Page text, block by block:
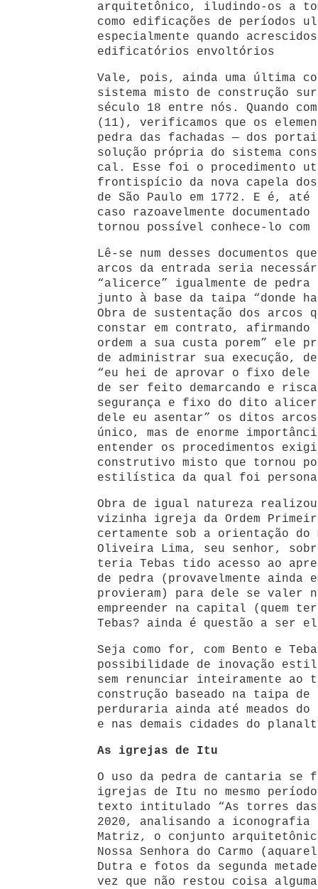
arquitetônico, iludindo-os a
como edificações de períodos
especialmente quando
edificatórios envoltórios
Vale, pois, ainda uma última
sistema misto de construção
século 18 entre nós. Quando
(11), verificamos que os
pedra das fachadas — dos
solução própria do sistema
cal. Esse foi o procedimento
frontispício da nova capela dos
de São Paulo em 1772. E é, até
caso razoavelmente documentado
tornou possível conhece-lo
Lê-se num desses documentos
arcos da entrada seria
“alicerce” igualmente de
junto à base da taipa “donde
Obra de sustentação dos arcos
constar em contrato,
ordem a sua custa porem”
ele
de administrar sua execução,
“eu hei de
aprovar o fixo dele
de ser feito demarcando e
segurança e fixo do dito
dele eu asentar” os ditos arcos
único, mas de enorme
entender os procedimentos
construtivo misto que tornou
estilística da qual foi
Obra de igual natureza
vizinha igreja da Ordem
certamente sob a orientação do
Oliveira Lima, seu senhor,
teria Tebas tido acesso ao
de pedra (provavelmente ainda
provieram) para dele se valer
empreender na capital (quem
Tebas? ainda é questão a ser
Seja como for, com Bento e
possibilidade de inovação
sem renunciar inteiramente ao
construção baseado na taipa
perduraria ainda até meados
e nas demais cidades do
As igrejas de Itu
O uso da pedra de cantaria se
igrejas de Itu no mesmo período,
texto intitulado “As torres
2020, analisando a
Matriz, o conjunto
Nossa Senhora do Carmo
Dutra e fotos da segunda
vez que não restou coisa